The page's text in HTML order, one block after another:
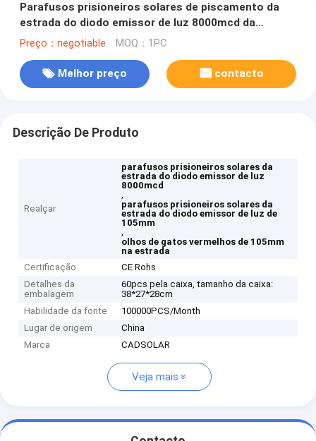
Parafusos prisioneiros solares de piscamento da
estrada do diodo emissor de luz 8000mcd da
resistência UV 105mm com haste
Preço：negotiable MOQ：1PC
Melhor preço contacto
Descrição De Produto
Realçar
parafusos prisioneiros solares da
estrada do diodo emissor de luz
8000mcd
,
parafusos prisioneiros solares da
estrada do diodo emissor de luz de
105mm
,
olhos de gatos vermelhos de 105mm
na estrada
Certificação
CE Rohs
Detalhes da
embalagem
60pcs pela caixa, tamanho da caixa:
38*27*28cm
Habilidade da fonte
100000PCS/Month
Lugar de origem
China
Marca
CADSOLAR
Veja mais